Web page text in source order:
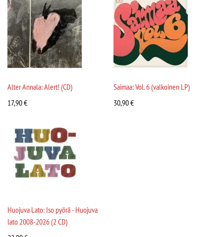
Alter Annala: Alert! (CD)
17,90€
Saimaa: Vol. 6 (valkoinen LP)
30,90€
Huojuva Lato: Iso pyörä - Huojuva
lato 2008-2026 (2 CD)